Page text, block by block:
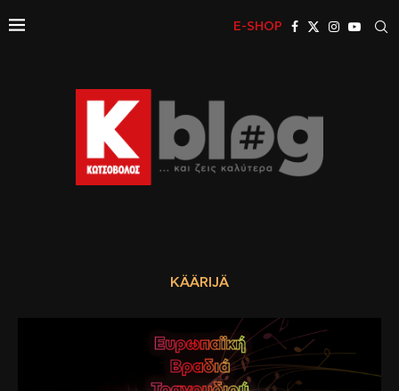
E-SHOP
KÄÄRIJÄ